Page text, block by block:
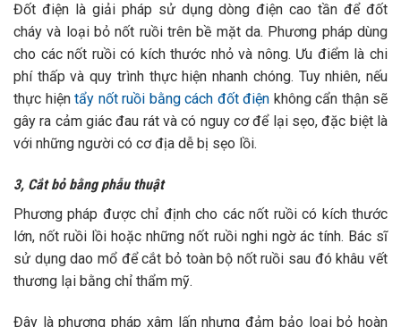
Đốt điện là giải pháp sử dụng dòng điện cao tần để đốt
cháy và loại bỏ nốt ruồi trên bề mặt da. Phương pháp dùng
cho các nốt ruồi có kích thước nhỏ và nông. Ưu điểm là chi
phí thấp và quy trình thực hiện nhanh chóng. Tuy nhiên, nếu
thực hiện tẩy nốt ruồi bằng cách đốt điện không cẩn thận sẽ
gây ra cảm giác đau rát và có nguy cơ để lại sẹo, đặc biệt là
với những người có cơ địa dễ bị sẹo lồi.
3, Cắt bỏ bằng phẫu thuật
Phương pháp được chỉ định cho các nốt ruồi có kích thước
lớn, nốt ruồi lồi hoặc những nốt ruồi nghi ngờ ác tính. Bác sĩ
sử dụng dao mổ để cắt bỏ toàn bộ nốt ruồi sau đó khâu vết
thương lại bằng chỉ thẩm mỹ.
Đây là phương pháp xâm lấn nhưng đảm bảo loại bỏ hoàn